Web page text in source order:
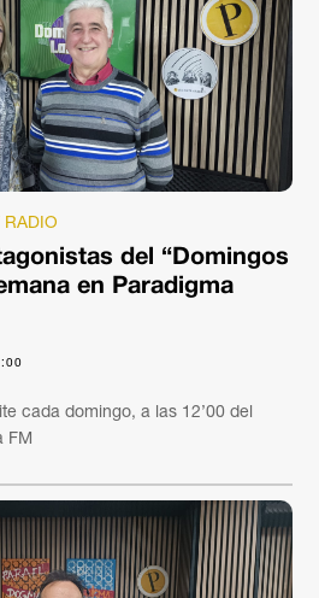
RADIO
del “Domingos
en Paradigma
cada domingo, a las 12’00 del
FM